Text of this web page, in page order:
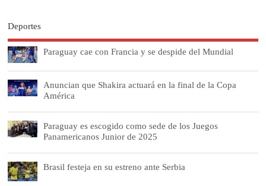
Deportes
Paraguay cae con Francia y se despide del Mundial
Anuncian que Shakira actuará en la final de la Copa
América
Paraguay es escogido como sede de los Juegos
Panamericanos Junior de 2025
Brasil festeja en su estreno ante Serbia